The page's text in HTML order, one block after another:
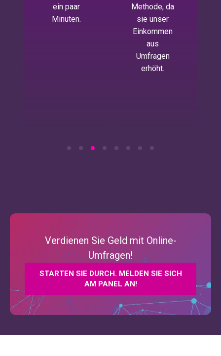
ein paar
Minuten.
Methode, da
sie unser
Einkommen
aus
Umfragen
erhöht.
Verdienen Sie Geld mit Online-
Umfragen!
STARTEN SIE DURCH. MELDEN SIE SICH
AM PANEL AN!